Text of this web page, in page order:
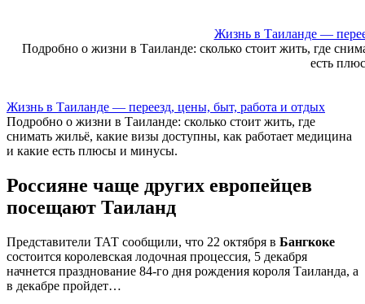
content
Жизнь в Таиланде —
Подробно о жизни в Таиланде: сколько стоит жить, где
есть
Жизнь в Таиланде — переезд, цены, быт, работа и отдых
Подробно о жизни в Таиланде: сколько стоит жить, где
снимать жильё, какие визы доступны, как работает медицина
и какие есть плюсы и минусы.
Россияне чаще других европейцев
посещают Таиланд
Представители ТАТ сообщили, что 22 октября в Бангкоке
состоится королевская лодочная процессия, 5 декабря
начнется празднование 84-го дня рождения короля Таиланда, а
в декабре пройдет…